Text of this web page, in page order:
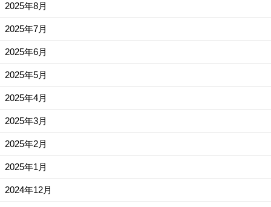
2025年8月
2025年7月
2025年6月
2025年5月
2025年4月
2025年3月
2025年2月
2025年1月
2024年12月